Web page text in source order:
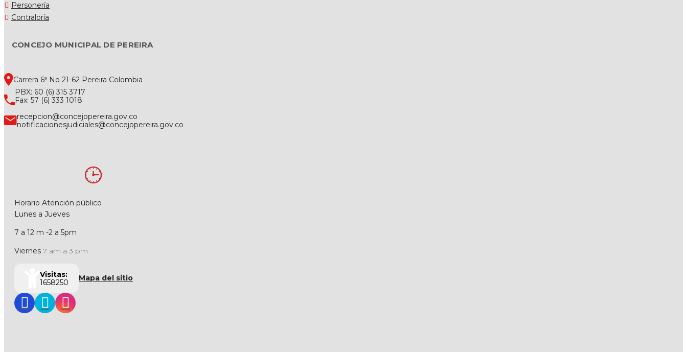
Personería
Contraloría
CONCEJO MUNICIPAL DE PEREIRA
Carrera 6ª No 21-62 Pereira Colombia
PBX: 60 (6) 315 3717
Fax: 57 (6) 333 1018
recepcion@concejopereira.gov.co
notificacionesjudiciales@concejopereira.gov.co
Horario Atención público
Lunes a Jueves
7 a 12 m -2 a 5pm
Viernes 7 am a 3 pm
Visitas:
1658250
Mapa del sitio